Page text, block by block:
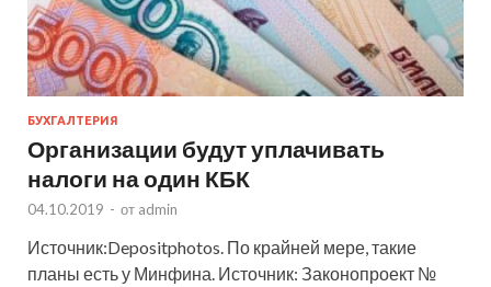
БУХГАЛТЕРИЯ
Организации будут уплачивать
налоги на один КБК
04.10.2019 - от admin
Источник:Depositphotos. По крайней мере, такие
планы есть у Минфина. Источник: Законопроект №